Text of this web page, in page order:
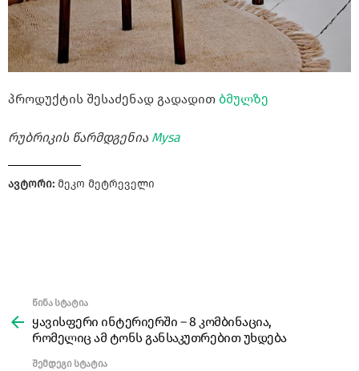
პროდუქტის შესაძენად გადადით ბმულზე
რუბრიკის წარმდგენია Mysa
ავტორი: მეკო მეტრეველი
more
წინა სტატია
ყავისფერი ინტერიერში – 8 კომბინაცია,
რომელიც ამ ტონს განსაკუთრებით უხდება
შემდეგი სტატია